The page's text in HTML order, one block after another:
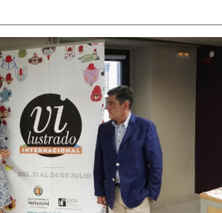
aplicación
externa.
aplicación
externa.
aplicación
externa.